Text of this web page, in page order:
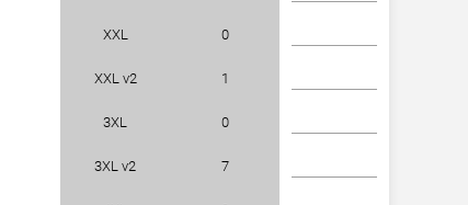
XXL 0
XXL v2 1
3XL 0
3XL v2 7